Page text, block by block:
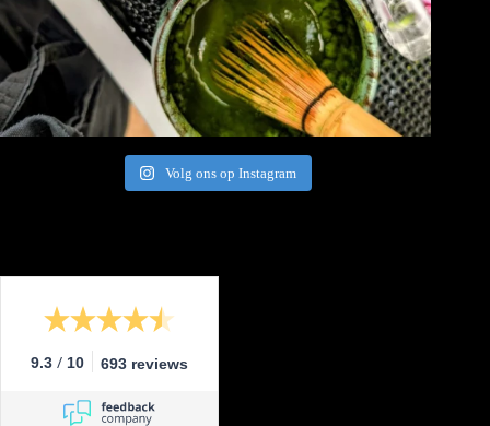
Volg ons op Instagram
9.3 / 10 693 reviews